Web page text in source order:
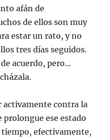
afán de
de ellos son muy
estar un rato, y no
tres días seguidos.
acuerdo, pero…
activamente contra la
ese estado
tiempo, efectivamente,